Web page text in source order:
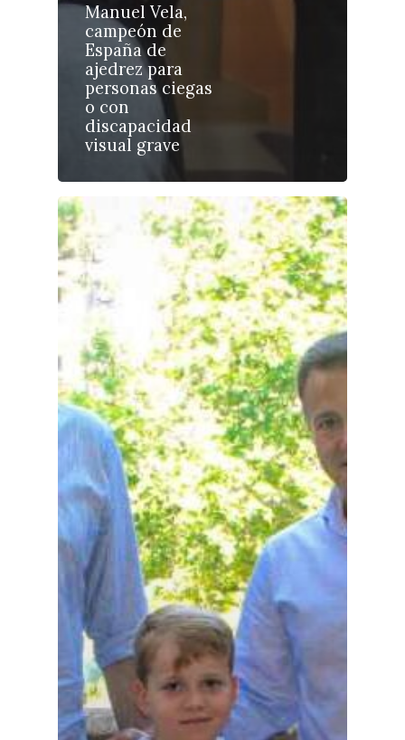
Manuel Vela,
campeón de
España de
ajedrez para
personas ciegas
o con
discapacidad
visual grave
Talavera
Cultura
Deportes
Sucesos
Medio Ambiente
Planeta Rural
Especiales
Política
Galerías